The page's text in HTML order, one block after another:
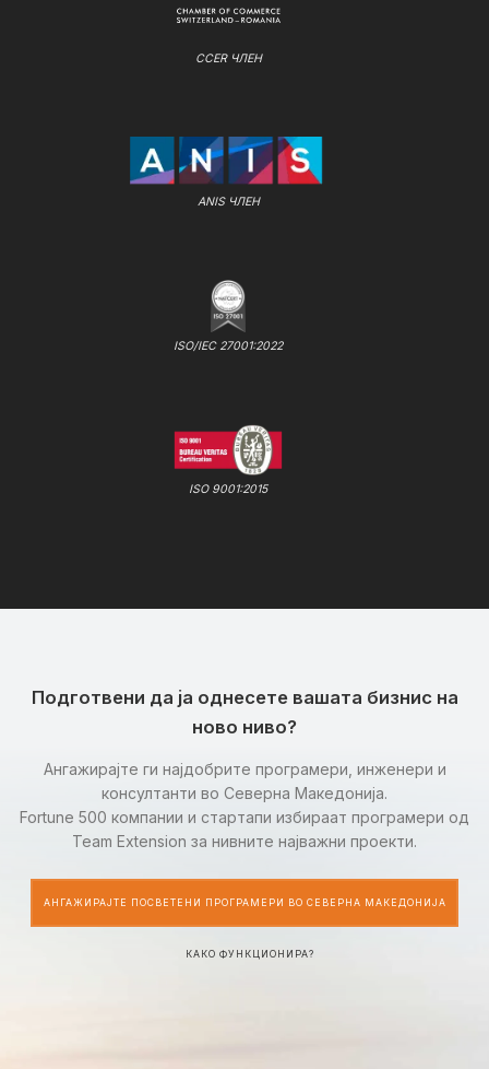
CCER ЧЛЕН
ANIS ЧЛЕН
ISO/IEC 27001:2022
ISO 9001:2015
Подготвени да ја однесете вашата бизнис на
ново ниво?
Ангажирајте ги најдобрите програмери, инженери и
консултанти во Северна Македонија.
Fortune 500 компании и стартапи избираат програмери од
Team Extension за нивните најважни проекти.
АНГАЖИРАЈТЕ ПОСВЕТЕНИ ПРОГРАМЕРИ ВО СЕВЕРНА МАКЕДОНИЈА
КАКО ФУНКЦИОНИРА?